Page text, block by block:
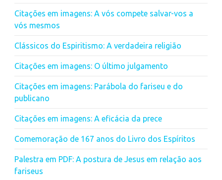
Citações em imagens: A vós compete salvar-vos a
vós mesmos
Clássicos do Espiritismo: A verdadeira religião
Citações em imagens: O último julgamento
Citações em imagens: Parábola do fariseu e do
publicano
Citações em imagens: A eficácia da prece
Comemoração de 167 anos do Livro dos Espíritos
Palestra em PDF: A postura de Jesus em relação aos
fariseus